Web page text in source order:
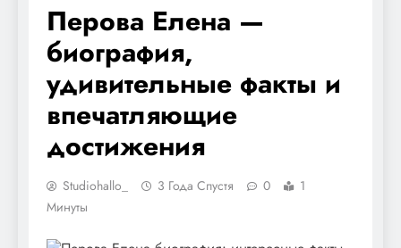
Перова Елена —
биография,
удивительные факты и
впечатляющие
достижения
Studiohallo_ 3 Года Спустя 0
1
Минуты